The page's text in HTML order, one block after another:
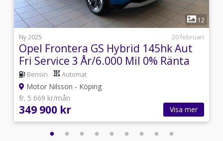
1
12
Ny 2025
20 februari
Opel Frontera GS Hybrid 145hk Aut
Fri Service 3 År/6.000 Mil 0% Ränta
Bensin Automat
Motor Nilsson - Köping
fr. 5 669 kr/mån
349 900 kr Visa mer